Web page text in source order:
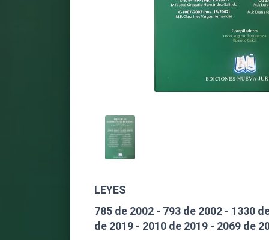
LEYES
785 de 2002 - 793 de 2002 - 1330
de 2019 - 2010 de 2019 - 2069 de